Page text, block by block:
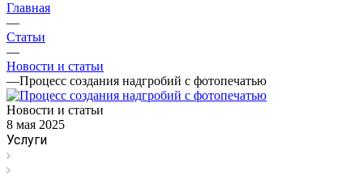
Главная
—
Статьи
—
Новости и статьи
—Процесс создания надгробий с фотопечатью
Новости и статьи
8 мая 2025
Услуги